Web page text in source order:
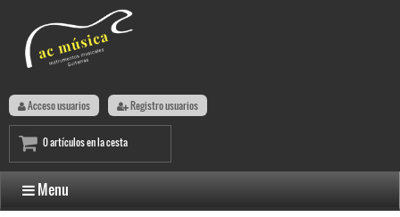
Acceso usuarios Registro usuarios
0 artículos en la cesta
Menu